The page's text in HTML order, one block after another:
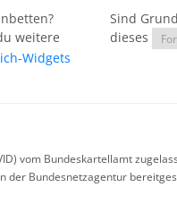
weitere
Widgets
Sind
dieses
vom Bundeskartellamt
Bundesnetzagentur